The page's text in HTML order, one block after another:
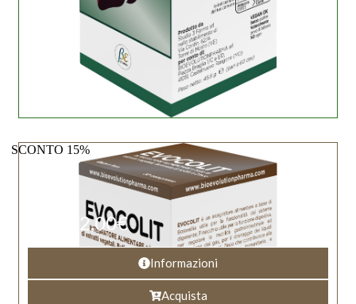
SCONTO 15%
22,00€
Informazioni
Acquista